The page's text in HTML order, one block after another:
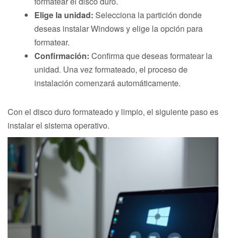
Elige la unidad: Selecciona la partición donde
deseas instalar Windows y elige la opción para
formatear.
Confirmación: Confirma que deseas formatear la
unidad. Una vez formateado, el proceso de
instalación comenzará automáticamente.
Con el disco duro formateado y limpio, el siguiente paso es
instalar el sistema operativo.